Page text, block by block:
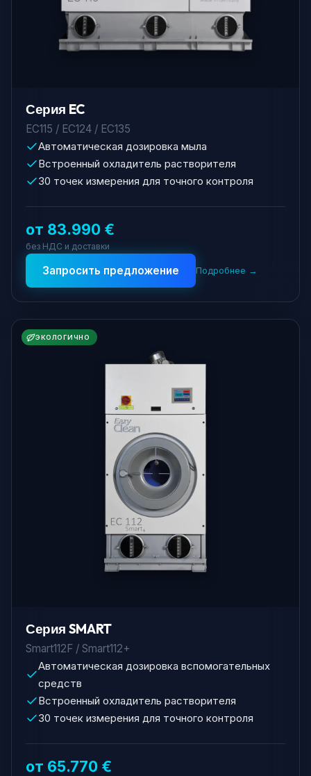
Серия EC
EC115 / EC124 / EC135
Автоматическая дозировка мыла
Встроенный охладитель растворителя
30 точек измерения для точного контроля
от 83.990 €
без НДС и доставки
Запросить предложение Подробнее →
ЭКОЛОГИЧНО
Серия SMART
Smart112F / Smart112+
Автоматическая дозировка вспомогательных
средств
Встроенный охладитель растворителя
30 точек измерения для точного контроля
от 65.770 €